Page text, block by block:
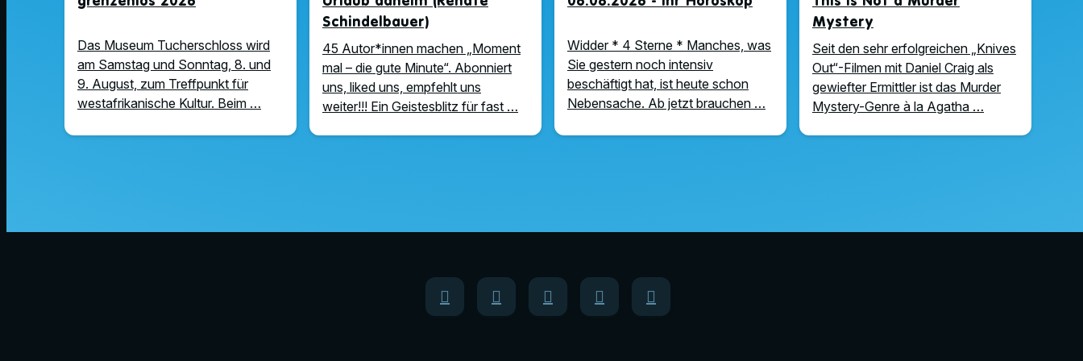
Das Museum Tucherschloss wird
am Samstag und Sonntag, 8. und
9. August, zum Treffpunkt für
westafrikanische Kultur. Beim …
Schindelbauer)
45 Autor*innen machen „Moment
mal – die gute Minute“. Abonniert
uns, liked uns, empfehlt uns
weiter!!! Ein Geistesblitz für fast …
Widder * 4 Sterne * Manches, was
Sie gestern noch intensiv
beschäftigt hat, ist heute schon
Nebensache. Ab jetzt brauchen …
Mystery
Seit den sehr erfolgreichen „Knives
Out“-Filmen mit Daniel Craig als
gewiefter Ermittler ist das Murder
Mystery-Genre à la Agatha …